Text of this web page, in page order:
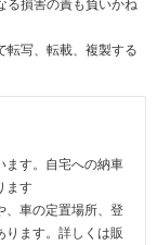
る損害の責も負いかね
転写、転載、複製する
ます。自宅への納車
ます
、車の定置場所、登
ります。詳しくは販